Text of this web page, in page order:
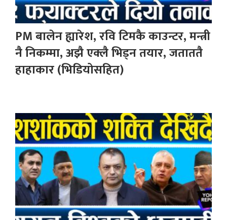
PM बालेन ह्यारेश, रवि टिमकै काउन्टर, मन्त्री
नै निकम्मा, अझै एक्लै भिड्न तयार, जताततै
हाहाकार (भिडियोसहित)